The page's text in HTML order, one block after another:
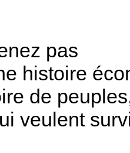
pas
histoire
de
veulent